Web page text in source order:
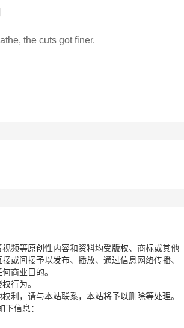
the cuts got finer.
频等原创性内容和资料均受版权、商标或其他
或间接予以发布、播放、通过信息网络传播、
商业目的。
行为。
利，请与本站联系，本站将予以删除等处理。
信息：